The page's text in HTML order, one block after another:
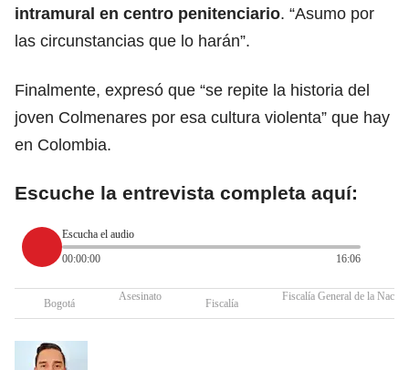
intramural en centro penitenciario. “Asumo por
las circunstancias que lo harán”.
Finalmente, expresó que “se repite la historia del
joven Colmenares por esa cultura violenta” que hay
en Colombia.
Escuche la entrevista completa aquí:
Escucha el audio
00:00:00
16:06
Bogotá
Asesinato
Fiscalía
Fiscalía General de la Nación